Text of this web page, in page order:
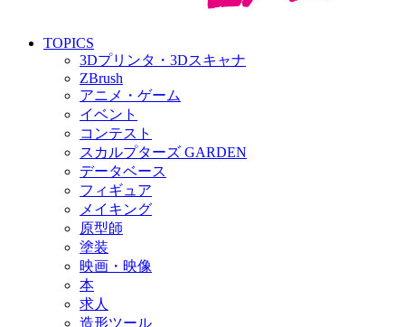
TOPICS
3Dプリンタ・3Dスキャナ
ZBrush
アニメ・ゲーム
イベント
コンテスト
スカルプターズ GARDEN
データベース
フィギュア
メイキング
原型師
塗装
映画・映像
本
求人
造形ツール